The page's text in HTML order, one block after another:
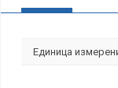
Единица